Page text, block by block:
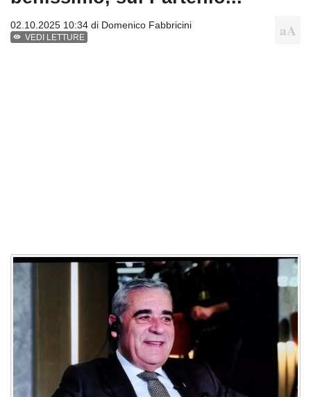
02.10.2025 10:34 di Domenico Fabbricini
VEDI LETTURE